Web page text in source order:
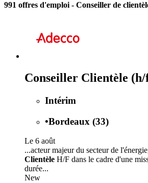
991 offres d'emploi - Conseiller de
Conseiller Clientèle
Intérim
•Bordeaux (33)
Le 6 août
...acteur majeur du secteur de
Clientèle H/F dans le cadre d'une
durée...
New